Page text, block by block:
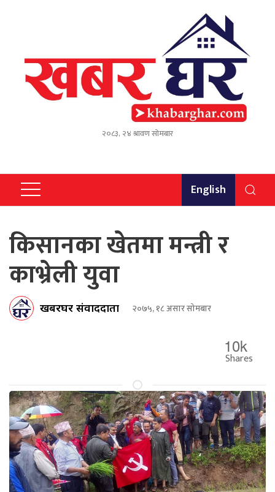
२०८३, २४ श्रावण सोमबार
English
किसानका खेतमा मन्त्री र
काभ्रेली युवा
खबरघर संवाददाता २०७५, १८ असार सोमबार
10k
Shares